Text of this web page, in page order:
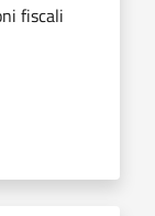
fiscali